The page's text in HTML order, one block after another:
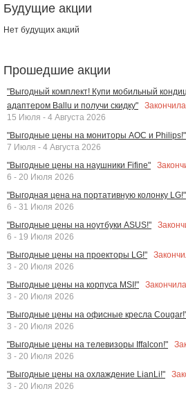
Будущие акции
Нет будущих акций
Прошедшие акции
"Выгодный комплект! Купи мобильный
адаптером Ballu и получи скидку"
15 Июля - 4 Августа 2026
"Выгодные цены на мониторы AOC и Philips!"
7 Июля - 4 Августа 2026
"Выгодные цены на наушники Fifine"
6 - 20 Июля 2026
"Выгодная цена на портативную колонку LG!"
6 - 31 Июля 2026
"Выгодные цены на ноутбуки ASUS!"
6 - 19 Июля 2026
"Выгодные цены на проекторы LG!"
3 - 20 Июля 2026
"Выгодные цены на корпуса MSI!"
3 - 20 Июля 2026
"Выгодные цены на офисные кресла
3 - 20 Июля 2026
"Выгодные цены на телевизоры Iffalcon!"
3 - 20 Июля 2026
"Выгодные цены на охлаждение LianLi!"
3 - 20 Июля 2026